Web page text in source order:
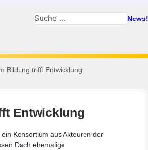
News!
Bildung trifft Entwicklung
Entwicklung
Konsortium aus Akteuren der
Dach ehemalige